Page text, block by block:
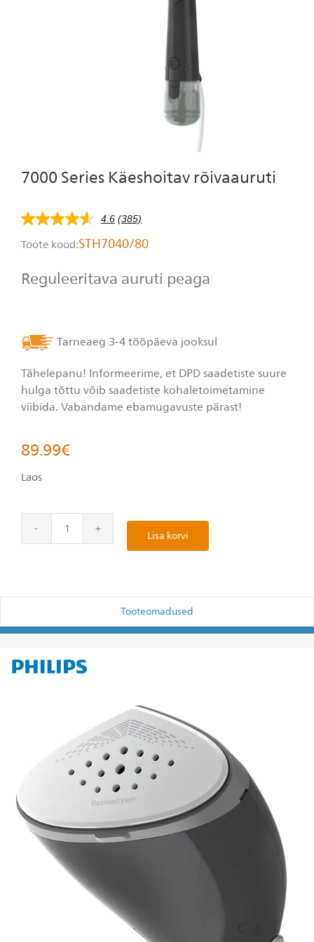
7000 Series Käeshoitav rõivaauruti
4.6
5-
keskmine
hinnangu
väärtus.
Sama
lehe
4.6 (385)
Toote kood:STH7040/80
Reguleeritava auruti peaga
Tarneaeg 3-4 tööpäeva jooksul
Tähelepanu! Informeerime, et DPD saadetiste suure
hulga tõttu võib saadetiste kohaletoimetamine
viibida. Vabandame ebamugavuste pärast!
89.99€
Laos
Lisa korvi
Tooteomadused